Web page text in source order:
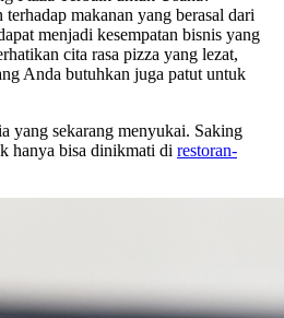
makanan yang berasal dari
menjadi kesempatan bisnis yang
cita rasa pizza yang lezat,
Anda butuhkan juga patut untuk
yang sekarang menyukai. Saking
hanya bisa dinikmati di restoran-